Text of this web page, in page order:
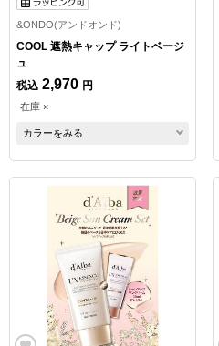
&ONDO(アンドオンド)
COOL 遮熱キャップ ライトベージ
ュ
税込 2,970 円
在庫 ×
カラーをみる